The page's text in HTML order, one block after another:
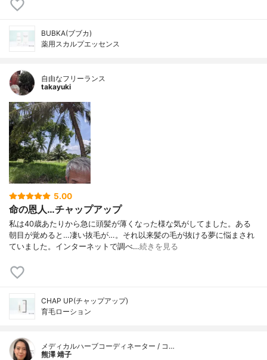
BUBKA(ブブカ)
薬用スカルプエッセンス
自由なフリーランス
takayuki
5.00
命の恩人…チャップアップ
私は40歳あたりから急に頭髪が薄くなった様な気がしてました。ある
朝目が覚めると…凄い抜毛が…。それ以来髪の毛が抜ける夢に悩まされ
ていました。インターネットで調べ…続きを見る
CHAP UP(チャップアップ)
育毛ローション
メディカルハーブコーディネーター / コ…
熊澤 靖子